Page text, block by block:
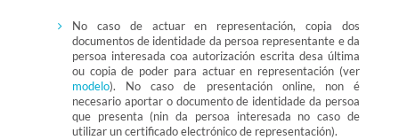
No caso de actuar en representación, copia dos
documentos de identidade da persoa representante e da
persoa interesada coa autorización escrita desa última
ou copia de poder para actuar en representación (ver
modelo). No caso de presentación online, non é
necesario aportar o documento de identidade da persoa
que presenta (nin da persoa interesada no caso de
utilizar un certificado electrónico de representación).